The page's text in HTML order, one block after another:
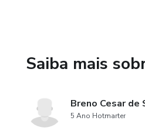
Saiba mais
Breno Cesar de
5 Ano Hotmarter